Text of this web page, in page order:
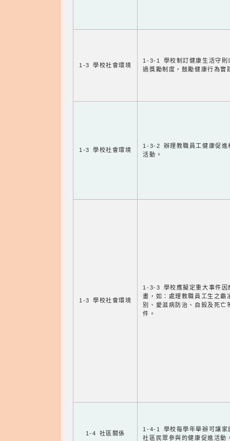
1-3 學校社會環境
1-3-1 學校制訂健康生活守則
過獎勵制度，鼓勵健康行為實
1-3 學校社會環境
1-3-2 辦理教職員工健康促進
活動。
1-3 學校社會環境
1-3-3 學校應擬定重大事件因
畫，如：處理教職員工生之霸
別、愛滋病防治、自殺及死亡
件。
1-4 社區關係
1-4-1 學校每學年舉辦可讓家
社區民眾參與的健康促進活動